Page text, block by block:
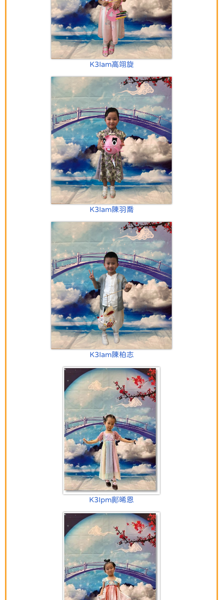
K3Iam高翊旋
K3Iam陳羽喬
K3Iam陳柏志
K3Ipm鄺晞恩